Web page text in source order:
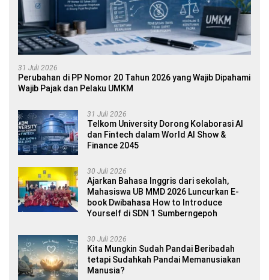
31 Juli 2026
Perubahan di PP Nomor 20 Tahun 2026 yang Wajib Dipahami
Wajib Pajak dan Pelaku UMKM
31 Juli 2026
Telkom University Dorong Kolaborasi AI
dan Fintech dalam World AI Show &
Finance 2045
30 Juli 2026
Ajarkan Bahasa Inggris dari sekolah,
Mahasiswa UB MMD 2026 Luncurkan E-
book Dwibahasa How to Introduce
Yourself di SDN 1 Sumberngepoh
30 Juli 2026
Kita Mungkin Sudah Pandai Beribadah
tetapi Sudahkah Pandai Memanusiakan
Manusia?